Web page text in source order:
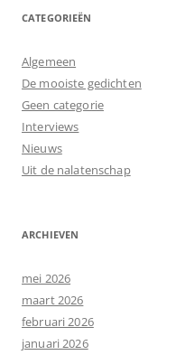
CATEGORIEËN
Algemeen
De mooiste gedichten
Geen categorie
Interviews
Nieuws
Uit de nalatenschap
ARCHIEVEN
mei 2026
maart 2026
februari 2026
januari 2026